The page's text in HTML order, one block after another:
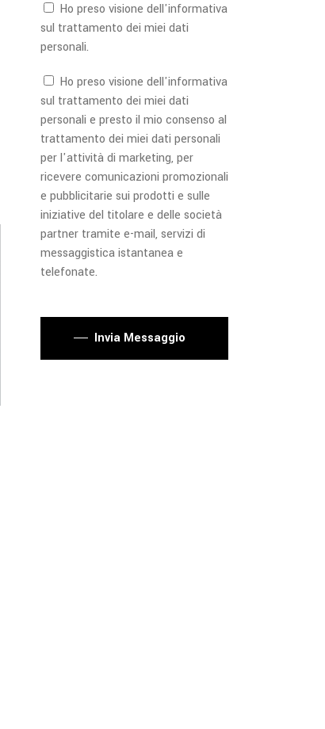
Ho preso visione dell'informativa
sul trattamento dei miei dati
personali.
Ho preso visione dell'informativa
sul trattamento dei miei dati
personali e presto il mio consenso al
trattamento dei miei dati personali
per l'attività di marketing, per
ricevere comunicazioni promozionali
e pubblicitarie sui prodotti e sulle
iniziative del titolare e delle società
partner tramite e-mail, servizi di
messaggistica istantanea e
telefonate.
Invia Messaggio